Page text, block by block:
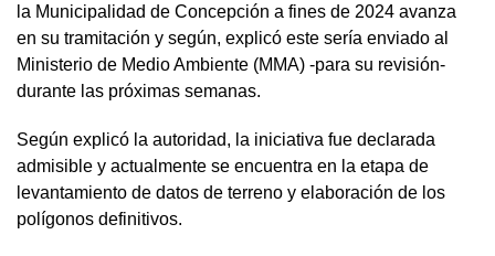
la Municipalidad de Concepción a fines de 2024 avanza
en su tramitación y según, explicó este sería enviado al
Ministerio de Medio Ambiente (MMA) -para su revisión-
durante las próximas semanas.
Según explicó la autoridad, la iniciativa fue declarada
admisible y actualmente se encuentra en la etapa de
levantamiento de datos de terreno y elaboración de los
polígonos definitivos.